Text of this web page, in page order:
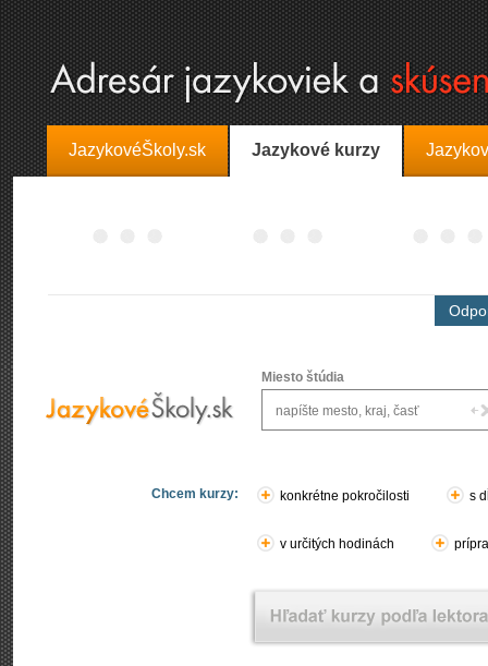
JazykovéŠkoly.sk Jazykové kurzy
Miesto štúdia
Chcem kurzy: konkrétne pokročilosti s
v určitých hodinách